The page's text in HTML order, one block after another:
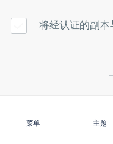
将经认证的副本
免责声明： 本网站提
菜单 主题